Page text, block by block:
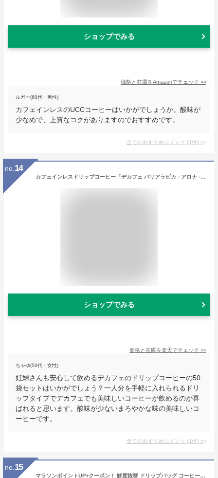
ショップでみる
価格と在庫をAmazonでチェック >>
ルガー(60代・男性)
カフェインレスのUCCコーヒーはいかがでしょうか。酸味が
少なめで、上質なコクがありますのでおすすめです。
全てのおすすめコメント (1件) >
no. 14
カフェインレスドリップコーヒー「デカフェ バリアラビカ - アロナ -」（50杯 / 100杯 / 500杯）Decaf Bali Arabica - ARONA -インドネシア産コーヒー豆 / スイスウォータープロセス辻本珈琲オリジナルブランド / 無農薬栽培 100袋・500袋は送料無料
ショップでみる
価格と在庫を楽天でチェック >>
ちゃゆ(50代・女性)
妊婦さんも安心して飲めるデカフェのドリップコーヒーの50
袋セットはいかがでしょう？一人分を手軽に入れられるドリ
ップタイプでデカフェでも美味しいコーヒーが飲めるのが喜
ばれると思います。酸味が少ないまろやかな味の美味しいコ
ーヒーです。
全てのおすすめコメント (1件) >
no. 15
マラソンポイントUP+クーポン！ 鮮度抜群 ドリップバッグ コーヒー カフェインレス 送料無料 8g ×50袋 福袋 カフェインレスブレンド 50杯分 個包装 ノンカフェ デカフェ 大容量 澤井珈琲